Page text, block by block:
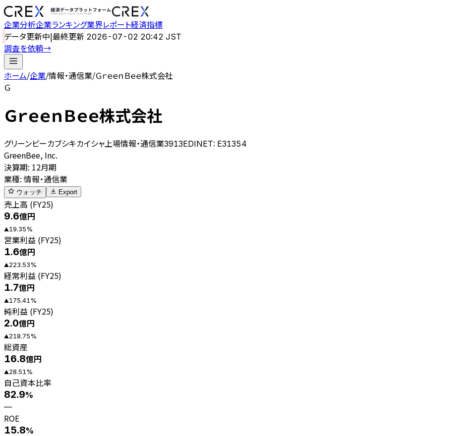
企業分析企業ランキング業界レポート経済指標
データ更新中|最終更新 2026-07-02 20:42 JST
調査を依頼→
ホーム/企業/情報・通信業/ＧｒｅｅｎＢｅｅ株式会社
Ｇ
ＧｒｅｅｎＢｅｅ株式会社
グリーンビーカブシキカイシャ 上場情報・通信業3913EDINET: E31354
GreenBee, Inc.
決算期: 12月期
業種: 情報・通信業
ウォッチ Export
売上高 (FY25)
9.6億円
▲19.35%
営業利益 (FY25)
1.6億円
▲223.53%
経常利益 (FY25)
1.7億円
▲175.41 %
純利益 (FY25)
2.0億円
▲218.75%
総資産
16.8億円
▲28.51 %
自己資本比率
82.9%
—
ROE
15.8%